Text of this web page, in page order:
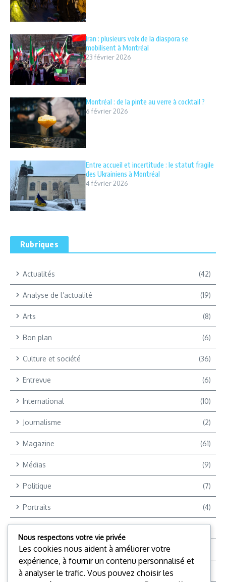
Iran : plusieurs voix de la diaspora se
mobilisent à Montréal
23 février 2026
Montréal : de la pinte au verre à cocktail ?
6 février 2026
Entre accueil et incertitude : le statut fragile
des Ukrainiens à Montréal
4 février 2026
Rubriques
Actualités (42)
Analyse de l’actualité (19)
Arts (8)
Bon plan (6)
Culture et société (36)
Entrevue (6)
International (10)
Journalisme (2)
Magazine (61)
Médias (9)
Politique (7)
Portraits (4)
(9)
Reportages Vidéo
Reporter +
Nous respectons votre vie privée
Les cookies nous aident à améliorer votre
expérience, à fournir un contenu personnalisé et
à analyser le trafic. Vous pouvez choisir les